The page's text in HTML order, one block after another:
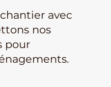
avec
nos
pour